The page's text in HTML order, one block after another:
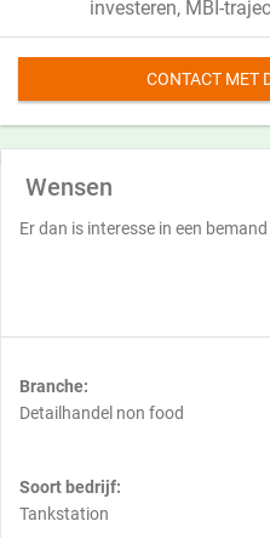
investeren, MBI-
CONTACT MET
Wensen
Er dan is interesse in een
Branche:
Detailhandel non food
Soort bedrijf:
Tankstation